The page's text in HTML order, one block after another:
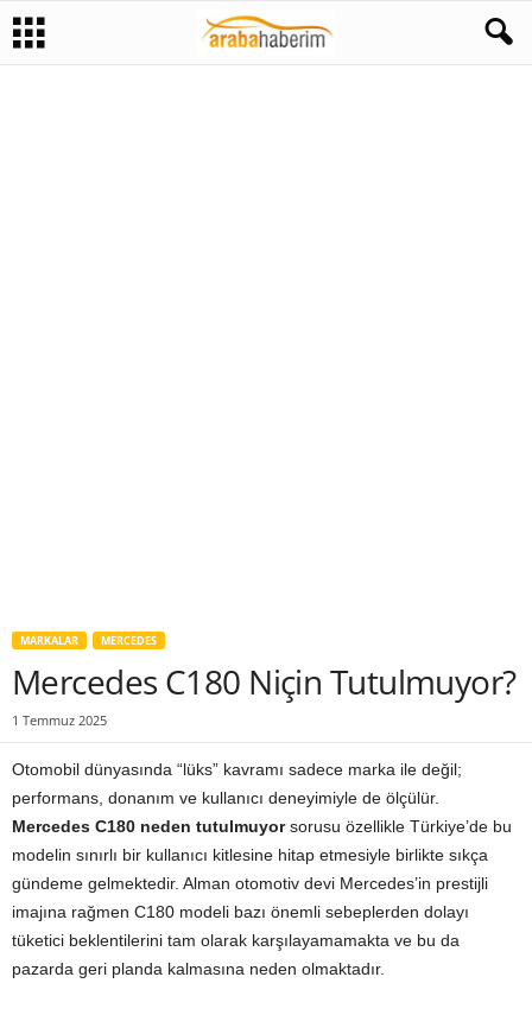
MARKALAR MERCEDES
Mercedes C180 Niçin Tutulmuyor?
1 Temmuz 2025
Otomobil dünyasında “lüks” kavramı sadece marka ile değil;
performans, donanım ve kullanıcı deneyimiyle de ölçülür.
Mercedes C180 neden tutulmuyorsorusu özellikle Türkiye’de bu
modelin sınırlı bir kullanıcı kitlesine hitap etmesiyle birlikte sıkça
gündeme gelmektedir. Alman otomotiv devi Mercedes’in prestijli
imajına rağmen C180 modeli bazı önemli sebeplerden dolayı
tüketici beklentilerini tam olarak karşılayamamakta ve bu da
pazarda geri planda kalmasına neden olmaktadır.